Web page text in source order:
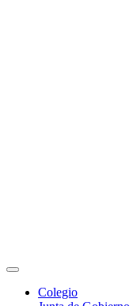
Colegio